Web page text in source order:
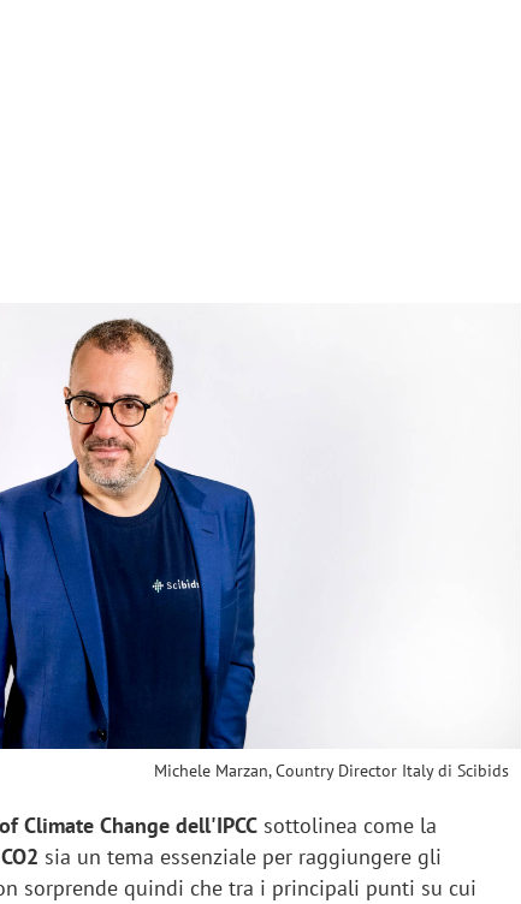
Michele Marzan, Country Director Italy di Scibids
Climate Change dell'IPCC sottolinea come la
sia un tema essenziale per raggiungere gli
sorprende quindi che tra i principali punti su cui
è un
a
Networking agli eventi: come la
startup Kicè punta a eliminare lo
"spreco di relazioni"